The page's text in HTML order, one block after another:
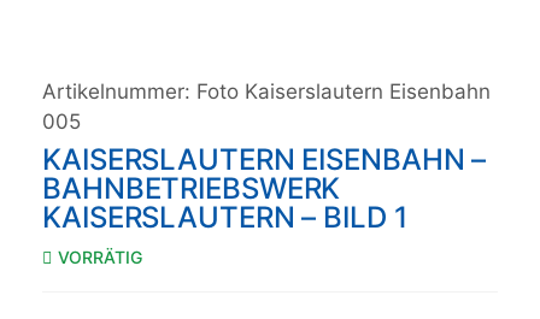
Artikelnummer: Foto Kaiserslautern Eisenbahn
005
KAISERSLAUTERN EISENBAHN –
BAHNBETRIEBSWERK
KAISERSLAUTERN – BILD 1
VORRÄTIG